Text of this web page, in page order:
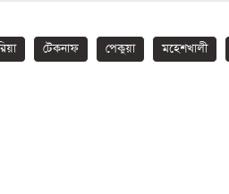
টেকনাফ পেকুয়া মহেশখালী